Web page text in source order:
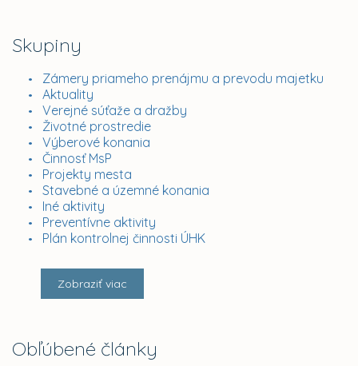
Skupiny
Zámery priameho prenájmu a prevodu majetku
Aktuality
Verejné súťaže a dražby
Životné prostredie
Výberové konania
Činnosť MsP
Projekty mesta
Stavebné a územné konania
Iné aktivity
Preventívne aktivity
Plán kontrolnej činnosti ÚHK
Zobraziť viac
Obľúbené články